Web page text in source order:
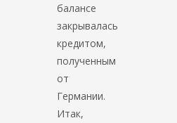
балансе
закрывалась
кредитом,
полученным
от
Германии.
Итак,